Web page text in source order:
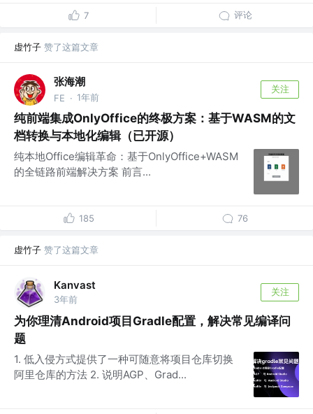
7 评论
虚竹子 赞了这篇文章
张海潮
FE · 1年前
关注
纯前端集成OnlyOffice的终极方案：基于WASM的文
档转换与本地化编辑（已开源）
纯本地Office编辑革命：基于OnlyOffice+WASM
的全链路前端解决方案 前言...
185 76
虚竹子 赞了这篇文章
Kanvast
3年前
关注
为你理清Android项目Gradle配置，解决常见编译问
题
1. 低入侵方式提供了一种可随意将项目仓库切换
阿里仓库的方法 2. 说明AGP、Grad...